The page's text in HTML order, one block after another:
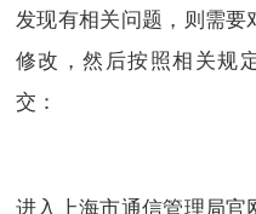
发现有相关问题，则需要
修改，然后按照相关规
交：
进入上海市通信管理局官